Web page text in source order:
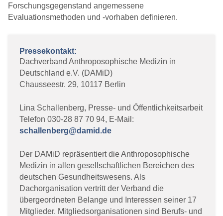
Forschungsgegenstand angemessene
Evaluationsmethoden und -vorhaben definieren.
Pressekontakt:
Dachverband Anthroposophische Medizin in
Deutschland e.V. (DAMiD)
Chausseestr. 29, 10117 Berlin
Lina Schallenberg, Presse- und Öffentlichkeitsarbeit
Telefon 030-28 87 70 94, E-Mail:
schallenberg@damid.de
Der DAMiD repräsentiert die Anthroposophische
Medizin in allen gesellschaftlichen Bereichen des
deutschen Gesundheitswesens. Als
Dachorganisation vertritt der Verband die
übergeordneten Belange und Interessen seiner 17
Mitglieder. Mitgliedsorganisationen sind Berufs- und